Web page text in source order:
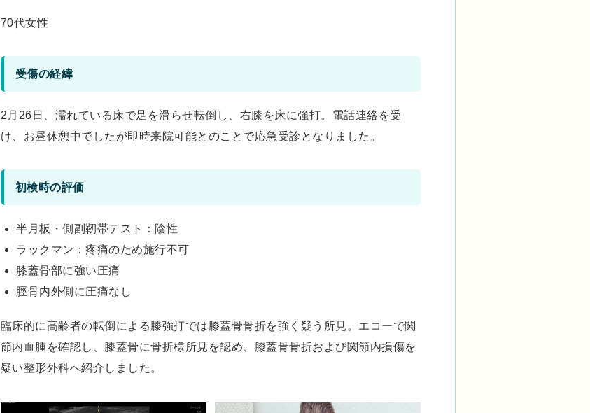
70代女性
受傷の経緯
2月26日、濡れている床で足を滑らせ転倒し、右膝を床に強打。電話連絡を受
け、お昼休憩中でしたが即時来院可能とのことで応急受診となりました。
初検時の評価
半月板・側副靭帯テスト：陰性
ラックマン：疼痛のため施行不可
膝蓋骨部に強い圧痛
脛骨内外側に圧痛なし
臨床的に高齢者の転倒による膝強打では膝蓋骨骨折を強く疑う所見。エコーで関
節内血腫を確認し、膝蓋骨に骨折様所見を認め、膝蓋骨骨折および関節内損傷を
疑い整形外科へ紹介しました。